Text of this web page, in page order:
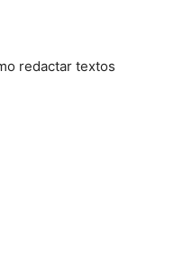
redactar textos